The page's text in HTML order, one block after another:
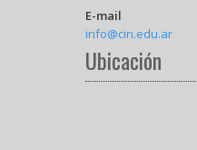
E-mail
info@cin.edu.ar
Ubicación